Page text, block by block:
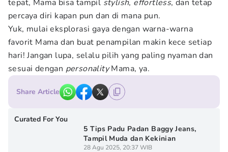
tepat, Mama bisa tampil stylish, effortless, dan tetap
percaya diri kapan pun dan di mana pun.
Yuk, mulai eksplorasi gaya dengan warna-warna
favorit Mama dan buat penampilan makin kece setiap
hari! Jangan lupa, selalu pilih yang paling nyaman dan
sesuai dengan personalityMama, ya.
Share Article
Curated For You
5 Tips Padu Padan Baggy Jeans,
Tampil Muda dan Kekinian
28 Agu 2025, 20:37 WIB